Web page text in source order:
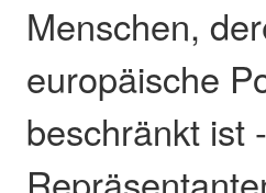
Menschen,
europäische
beschränkt ist